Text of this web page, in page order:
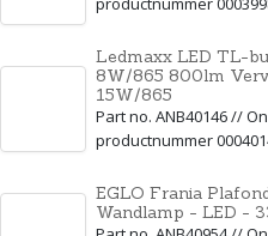
Ledmaxx LED TL-
8W/865 800lm
15W/865
Part no. ANB40146 //
productnummer
EGLO Frania
Wandlamp - LED -